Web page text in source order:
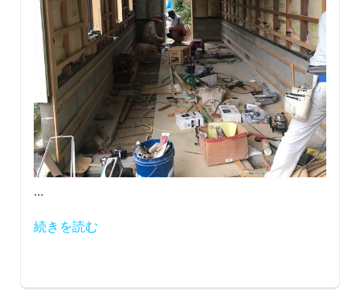
...
続きを読む